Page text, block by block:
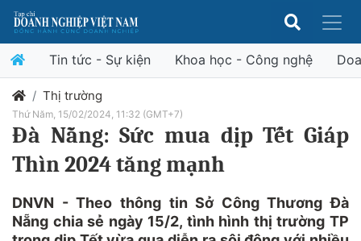
Tin tức - Sự kiện Khoa học - Công nghệ
Thị trường
Thứ Năm, 15/02/2024, 11:32 (GMT+7)
Đà Nẵng: Sức mua dịp Tết Giáp
Thìn 2024 tăng mạnh
DNVN - Theo thông tin Sở Công Thương Đà
Nẵng chia sẻ ngày 15/2, tình hình thị trường TP